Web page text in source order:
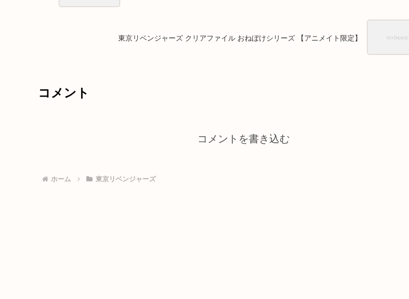
東京リベンジャーズ クリアファイル おねぼけシリーズ 【アニメイト限定】
コメント
コメントを書き込む
ホーム 東京リベンジャーズ